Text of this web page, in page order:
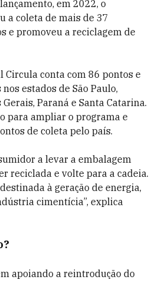
em 2022, o
a coleta de mais de 37
e promoveu a reciclagem de
Circula conta com 86 pontos e
estados de São Paulo,
Paraná e Santa Catarina.
para ampliar o programa e
de coleta pelo país.
a levar a embalagem
reciclada e volte para a cadeia.
à geração de energia,
cimentícia”, explica
apoiando a reintrodução do